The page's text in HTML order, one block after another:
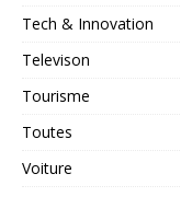
Tech & Innovation
Televison
Tourisme
Toutes
Voiture